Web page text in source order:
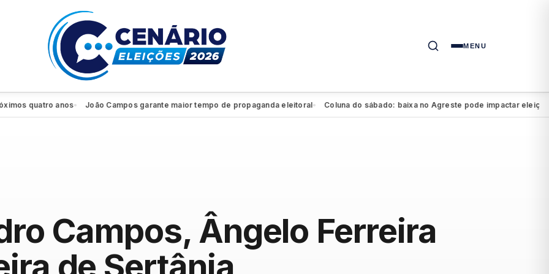
MENU
quatro anos● João Campos garante maior tempo de propaganda eleitoral● Coluna do sábado: baixa no Agreste pode impactar eleição de
Campos, Ângelo Ferreira